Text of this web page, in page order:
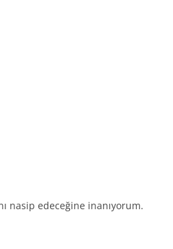
nasip edeceğine inanıyorum.